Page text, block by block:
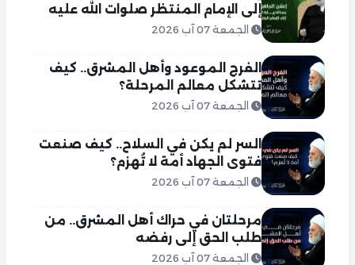
إلى الإمام المنتظر صلوات الله عليه
الجمعة 07 آب 2026
الفرج الموعود وأهل المشرق.. كيف
تتشكل معالم المرحلة؟
الجمعة 07 آب 2026
السر لم يكن في السلاح.. كيف صنعت
فتوى الجهاد أمة لا تُهزم؟
الجمعة 07 آب 2026
مرحلتان في حراك أهل المشرق.. من
طلب الحق إلى رفضه
الجمعة 07 آب 2026